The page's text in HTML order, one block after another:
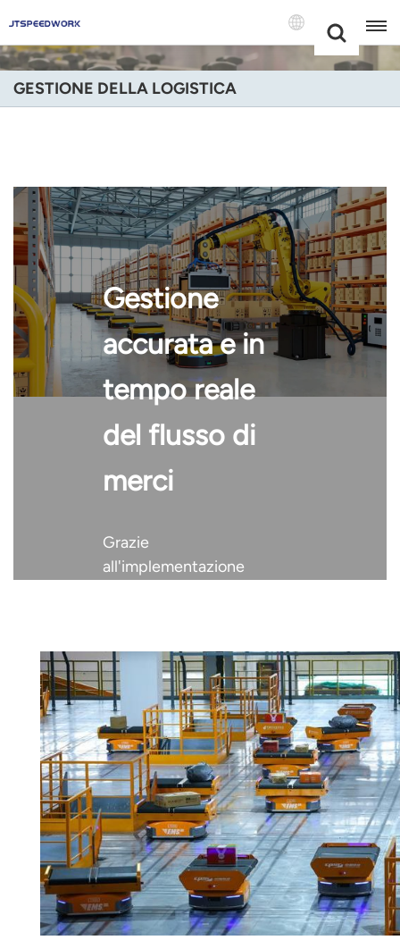
+86 -18681515767
English
Deutsch
Русский
Italiano
Español
Português
Nederland
عربي
Polski
แบบไทย
Tiếng Việt
Indonesia
norsk
magyar
GESTIONE DELLA LOGISTICA
Gestione
accurata e in
tempo reale
del flusso di
merci
Grazie
all'implementazione
organizzazioni
estendono l'Internet
delle cose a ogni
scaffale e articolo,
ottenendo nuove
informazioni che
guidano le operazioni
aziendali e
consentono
l'eccellenza
operativa.